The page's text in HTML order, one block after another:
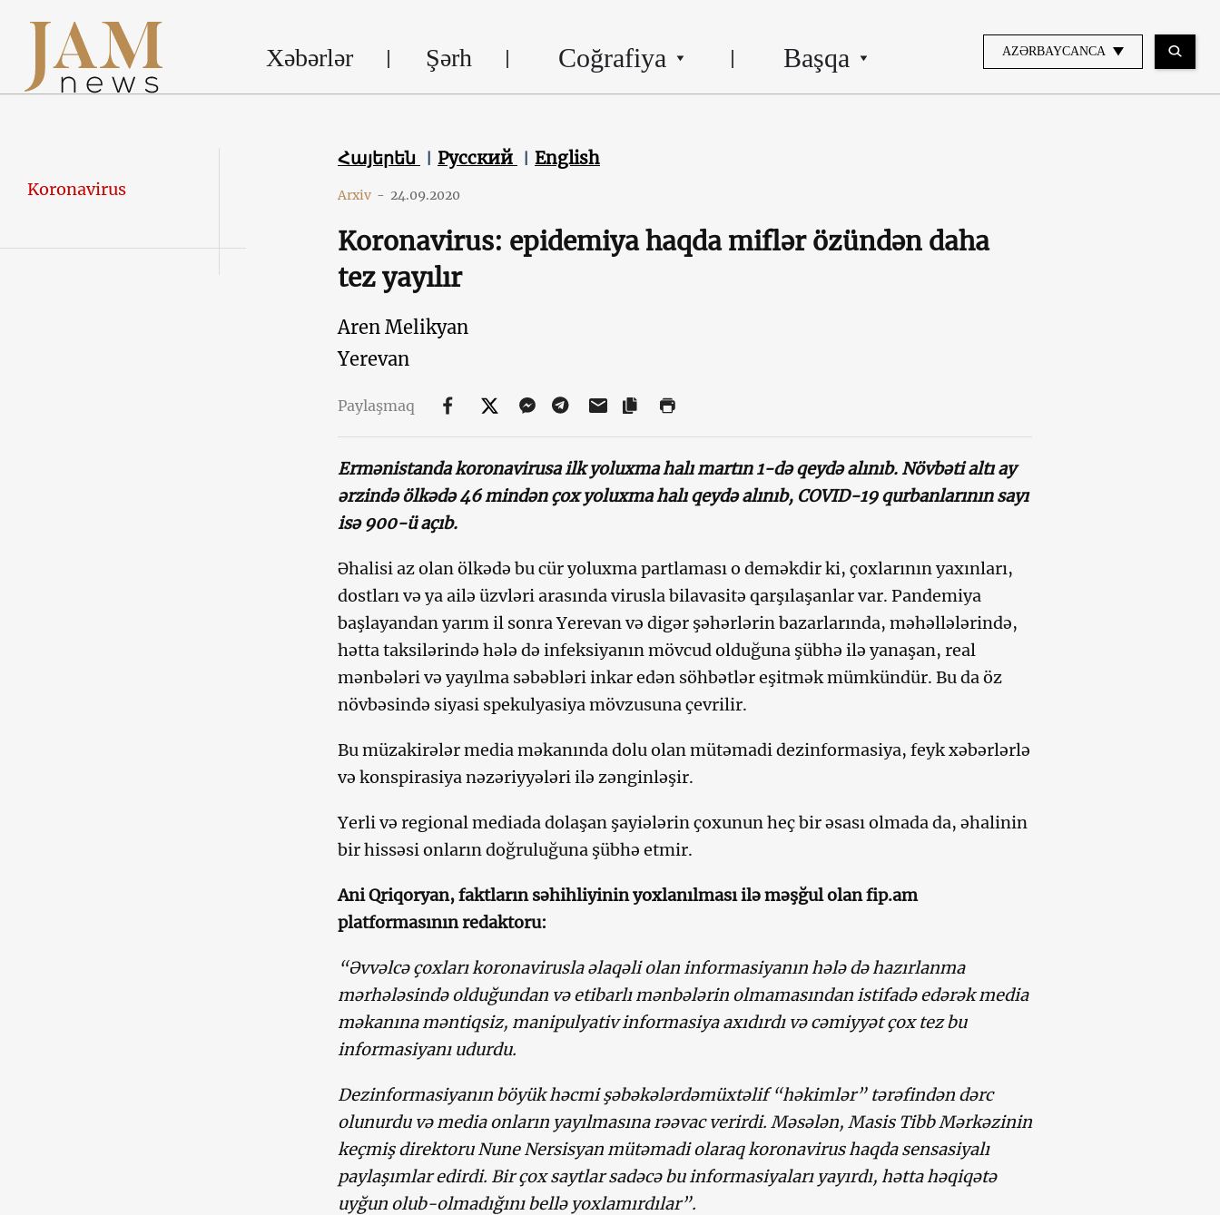
Xəbərlər Şərh Coğrafiya Başqa AZƏRBAYCANCA
Koronavirus
Հայերեն Русский English
Arxiv - 24.09.2020
Koronavirus: epidemiya haqda miflər özündən daha
tez yayılır
Aren Melikyan
Yerevan
Paylaşmaq
Ermənistanda koronavirusa ilk yoluxma halı martın 1-də qeydə alınıb. Növbəti altı ay
ərzində ölkədə 46 mindən çox yoluxma halı qeydə alınıb, COVID-19 qurbanlarının sayı
isə 900-ü açıb.
Əhalisi az olan ölkədə bu cür yoluxma partlaması o deməkdir ki, çoxlarının yaxınları,
dostları və ya ailə üzvləri arasında virusla bilavasitə qarşılaşanlar var. Pandemiya
başlayandan yarım il sonra Yerevan və digər şəhərlərin bazarlarında, məhəllələrində,
hətta taksilərində hələ də infeksiyanın mövcud olduğuna şübhə ilə yanaşan, real
mənbələri və yayılma səbəbləri inkar edən söhbətlər eşitmək mümkündür. Bu da öz
növbəsində siyasi spekulyasiya mövzusuna çevrilir.
Bu müzakirələr media məkanında dolu olan mütəmadi dezinformasiya, feyk xəbərlərlə
və konspirasiya nəzəriyyələri ilə zənginləşir.
Yerli və regional mediada dolaşan şayiələrin çoxunun heç bir əsası olmada da, əhalinin
bir hissəsi onların doğruluğuna şübhə etmir.
Ani Qriqoryan, faktların səhihliyinin yoxlanılması ilə məşğul olan fip.am
platformasının redaktoru:
“Əvvəlcə çoxları koronavirusla əlaqəli olan informasiyanın hələ də hazırlanma
mərhələsində olduğundan və etibarlı mənbələrin olmamasından istifadə edərək media
məkanına məntiqsiz, manipulyativ informasiya axıdırdı və cəmiyyət çox tez bu
informasiyanı udurdu.
Dezinformasiyanın böyük həcmi şəbəkələrdəmüxtəlif “həkimlər” tərəfindən dərc
olunurdu və media onların yayılmasına rəəvac verirdi. Məsələn, Masis Tibb Mərkəzinin
keçmiş direktoru Nune Nersisyan mütəmadi olaraq koronavirus haqda sensasiyalı
paylaşımlar edirdi. Bir çox saytlar sadəcə bu informasiyaları yayırdı, hətta həqiqətə
uyğun olub-olmadığını bellə yoxlamırdılar”.